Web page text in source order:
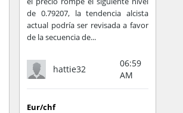
de 0.79207, la tendencia alcista
actual podría ser revisada a favor
de la secuencia de...
hattie32
06:59
AM
Eur/chf